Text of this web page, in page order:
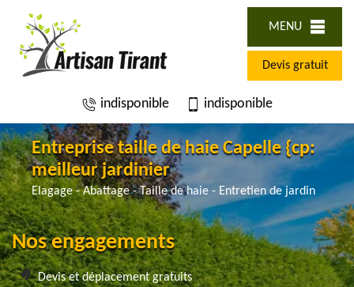
MENU
Devis gratuit
indisponible indisponible
Entreprise taille de haie Capelle {cp:
meilleur jardinier
Elagage - Abattage - Taille de haie - Entretien de jardin
Nos engagements
Devis et déplacement gratuits